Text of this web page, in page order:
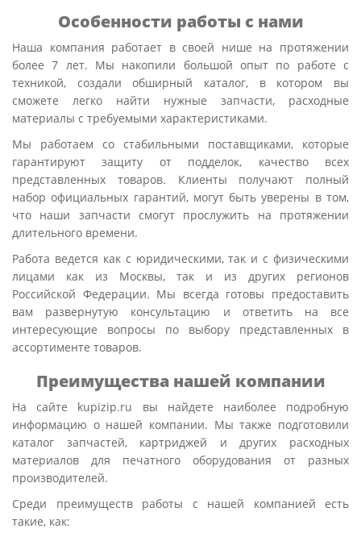
Особенности работы с нами
Наша компания работает в своей нише на протяжении
более 7 лет. Мы накопили большой опыт по работе с
техникой, создали обширный каталог, в котором вы
сможете легко найти нужные запчасти, расходные
материалы с требуемыми характеристиками.
Мы работаем со стабильными поставщиками, которые
гарантируют защиту от подделок, качество всех
представленных товаров. Клиенты получают полный
набор официальных гарантий, могут быть уверены в том,
что наши запчасти смогут прослужить на протяжении
длительного времени.
Работа ведется как с юридическими, так и с физическими
лицами как из Москвы, так и из других регионов
Российской Федерации. Мы всегда готовы предоставить
вам развернутую консультацию и ответить на все
интересующие вопросы по выбору представленных в
ассортименте товаров.
Преимущества нашей компании
На сайте kupizip.ru вы найдете наиболее подробную
информацию о нашей компании. Мы также подготовили
каталог запчастей, картриджей и других расходных
материалов для печатного оборудования от разных
производителей.
Среди преимуществ работы с нашей компанией есть
такие, как: